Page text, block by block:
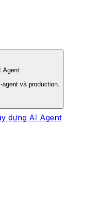
Agent
và production.
dựng AI Agent